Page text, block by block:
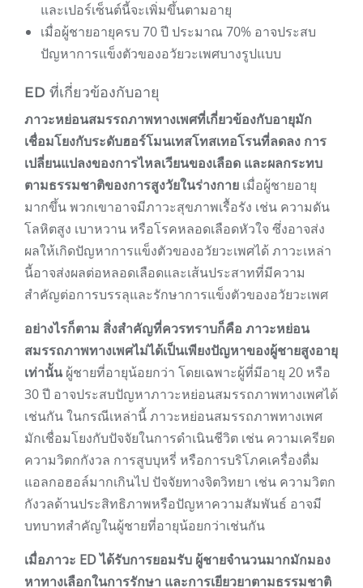
และเปอร์เซ็นต์นี้จะเพิ่มขึ้นตามอายุ
เมื่อผู้ชายอายุครบ 70 ปี ประมาณ 70% อาจประสบ
ปัญหาการแข็งตัวของอวัยวะเพศบางรูปแบบ
ED ที่เกี่ยวข้องกับอายุ
ภาวะหย่อนสมรรถภาพทางเพศที่เกี่ยวข้องกับอายุมัก
เชื่อมโยงกับระดับฮอร์โมนเทสโทสเทอโรนที่ลดลง การ
เปลี่ยนแปลงของการไหลเวียนของเลือด และผลกระทบ
ตามธรรมชาติของการสูงวัยในร่างกาย เมื่อผู้ชายอายุ
มากขึ้น พวกเขาอาจมีภาวะสุขภาพเรื้อรัง เช่น ความดัน
โลหิตสูง เบาหวาน หรือโรคหลอดเลือดหัวใจ ซึ่งอาจส่ง
ผลให้เกิดปัญหาการแข็งตัวของอวัยวะเพศได้ ภาวะเหล่า
นี้อาจส่งผลต่อหลอดเลือดและเส้นประสาทที่มีความ
สำคัญต่อการบรรลุและรักษาการแข็งตัวของอวัยวะเพศ
อย่างไรก็ตาม สิ่งสำคัญที่ควรทราบก็คือ ภาวะหย่อน
สมรรถภาพทางเพศไม่ได้เป็นเพียงปัญหาของผู้ชายสูงอายุ
เท่านั้นผู้ชายที่อายุน้อยกว่า โดยเฉพาะผู้ที่มีอายุ 20 หรือ
30 ปี อาจประสบปัญหาภาวะหย่อนสมรรถภาพทางเพศได้
เช่นกัน ในกรณีเหล่านี้ ภาวะหย่อนสมรรถภาพทางเพศ
มักเชื่อมโยงกับปัจจัยในการดำเนินชีวิต เช่น ความเครียด
ความวิตกกังวล การสูบบุหรี่ หรือการบริโภคเครื่องดื่ม
แอลกอฮอล์มากเกินไป ปัจจัยทางจิตวิทยา เช่น ความวิตก
กังวลด้านประสิทธิภาพหรือปัญหาความสัมพันธ์ อาจมี
บทบาทสำคัญในผู้ชายที่อายุน้อยกว่าเช่นกัน
เมื่อภาวะ ED ได้รับการยอมรับ ผู้ชายจำนวนมากมักมอง
หาทางเลือกในการรักษา และการเยียวยาตามธรรมชาติ